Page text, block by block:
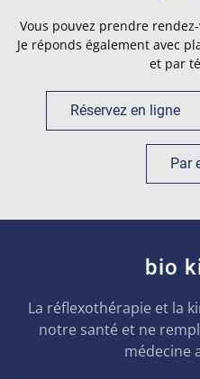
Vous pouvez prendre
Je réponds également avec
et par
Réservez en ligne
Par
bio
La réflexothérapie et la
notre santé et ne
médecine